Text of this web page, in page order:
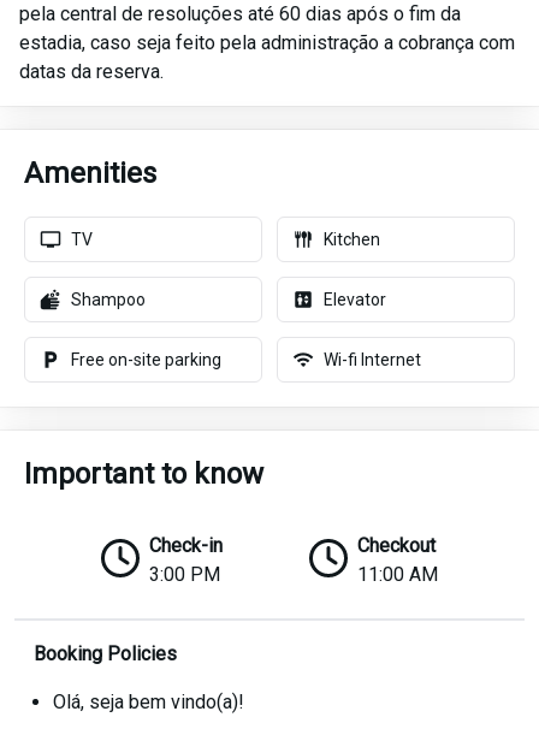
pela central de resoluções até 60 dias após o fim da
estadia, caso seja feito pela administração a cobrança com
datas da reserva.
Amenities
TV Kitchen
Shampoo Elevator
Free on-site parking Wi-fi Internet
Important to know
Check-in
3:00 PM
Checkout
11:00 AM
Booking Policies
Olá, seja bem vindo(a)!